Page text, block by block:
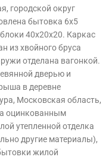
городской округ
бытовка 6х5
40х20х20. Каркас
из хвойного бруса
отделана вагонкой.
дверью и
в деревне
Московская область,
оцинкованным
утепленной отделка
другие материалы),
жилой